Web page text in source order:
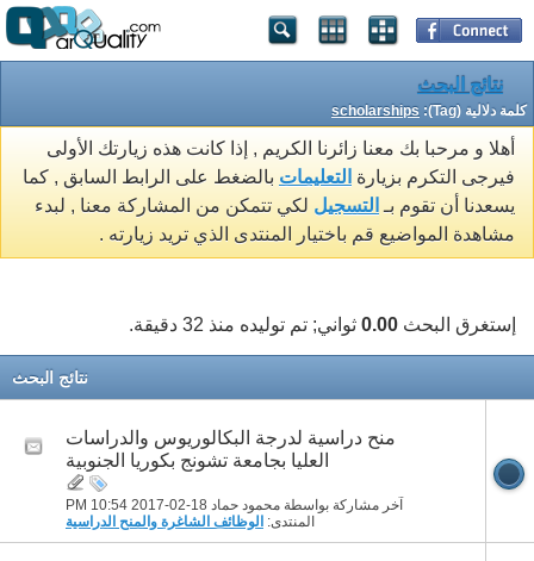
نتائج البحث
كلمة دلالية (Tag): scholarships
أهلا و مرحبا بك معنا زائرنا الكريم , إذا كانت هذه زيارتك الأولى
فيرجى التكرم بزيارة التعليمات بالضغط على الرابط السابق , كما
يسعدنا أن تقوم بـ التسجيل لكي تتمكن من المشاركة معنا , لبدء
مشاهدة المواضيع قم باختيار المنتدى الذي تريد زيارته .
إستغرق البحث 0.00 ثواني; تم توليده منذ 32 دقيقة.
نتائج البحث
منح دراسية لدرجة البكالوريوس والدراسات
العليا بجامعة تشونج بكوريا الجنوبية
آخر مشاركة بواسطة محمود حماد 18-02-2017
10:54 PM
المنتدى: الوظائف الشاغرة والمنح الدراسية